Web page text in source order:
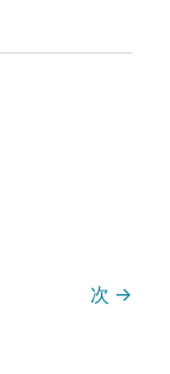
次 →